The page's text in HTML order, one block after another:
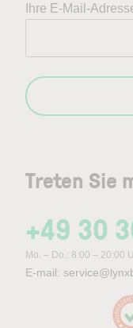
Treten Sie
+49 30
Mo. – Do.: 8:00 – 20:00
E-mail:
Ihre E-Mail-